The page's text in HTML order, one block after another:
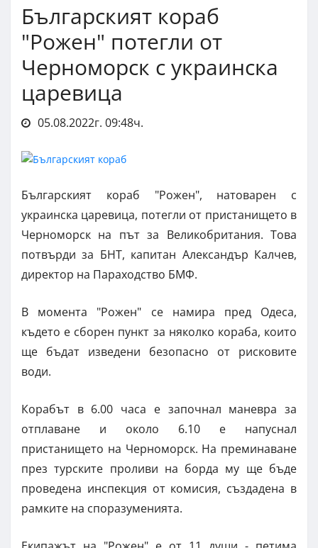
Българският кораб
"Рожен" потегли от
Черноморск с украинска
царевица
05.08.2022г. 09:48ч.
Българският кораб "Рожен", натоварен с
украинска царевица, потегли от пристанището в
Черноморск на път за Великобритания. Това
потвърди за БНТ, капитан Александър Калчев,
директор на Параходство БМФ.
В момента "Рожен" се намира пред Одеса,
където е сборен пункт за няколко кораба, които
ще бъдат изведени безопасно от рисковите
води.
Корабът в 6.00 часа е започнал маневра за
отплаване и около 6.10 е напуснал
пристанището на Черноморск. На преминаване
през турските проливи на борда му ще бъде
проведена инспекция от комисия, създадена в
рамките на споразуменията.